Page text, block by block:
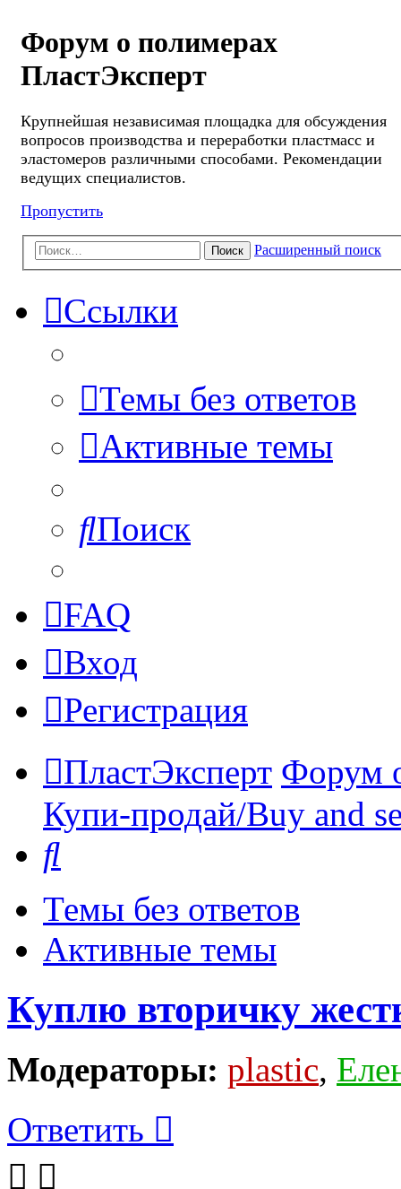
Форум о полимерах
ПластЭксперт
Крупнейшая независимая площадка для обсуждения
вопросов производства и переработки пластмасс и
эластомеров различными способами. Рекомендации
ведущих специалистов.
Пропустить
Поиск Расширенный поиск
Ссылки
Темы без ответов
Активные темы
Поиск
FAQ
Вход
Регистрация
ПластЭксперт Форум
Купи-продай/Buy and
Темы без ответов
Активные темы
Куплю вторичку
Модераторы: plastic,
Ответить